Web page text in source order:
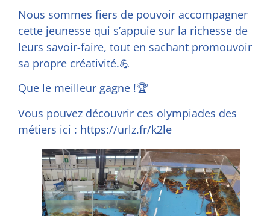
Nous sommes fiers de pouvoir accompagner
cette jeunesse qui s’appuie sur la richesse de
leurs savoir-faire, tout en sachant promouvoir
sa propre créativité.💪
Que le meilleur gagne !🏆
Vous pouvez découvrir ces olympiades des
métiers ici : https://urlz.fr/k2le